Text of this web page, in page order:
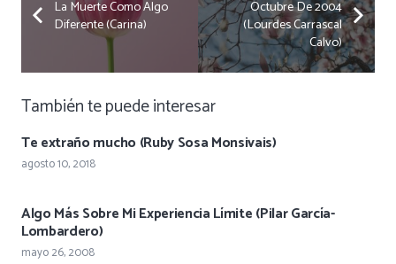
La Muerte Como Algo
Diferente (Carina)
Octubre De 2004
(Lourdes Carrascal
Calvo)
También te puede interesar
Te extraño mucho (Ruby Sosa Monsivais)
agosto 10, 2018
Algo Más Sobre Mi Experiencia Límite (Pilar García-
Lombardero)
mayo 26, 2008